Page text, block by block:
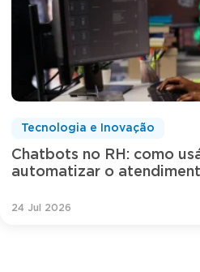
Chatbots no RH: como
automatizar o
Tecnologia e Inovação
24 Jul 2026